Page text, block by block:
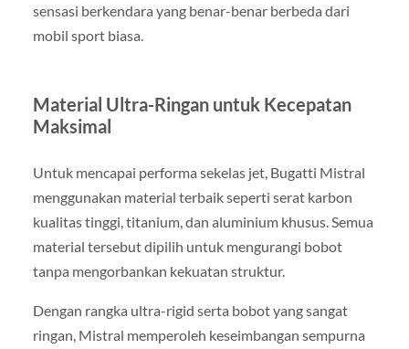
sensasi berkendara yang benar-benar berbeda dari
mobil sport biasa.
Material Ultra-Ringan untuk Kecepatan
Maksimal
Untuk mencapai performa sekelas jet, Bugatti Mistral
menggunakan material terbaik seperti serat karbon
kualitas tinggi, titanium, dan aluminium khusus. Semua
material tersebut dipilih untuk mengurangi bobot
tanpa mengorbankan kekuatan struktur.
Dengan rangka ultra-rigid serta bobot yang sangat
ringan, Mistral memperoleh keseimbangan sempurna